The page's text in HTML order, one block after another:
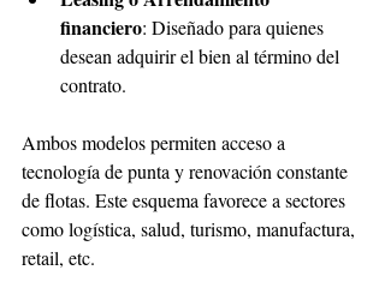
financiero: Diseñado para quienes
desean adquirir el bien al término del
contrato.
Ambos modelos permiten acceso a
tecnología de punta y renovación constante
de flotas. Este esquema favorece a sectores
como logística, salud, turismo, manufactura,
retail, etc.